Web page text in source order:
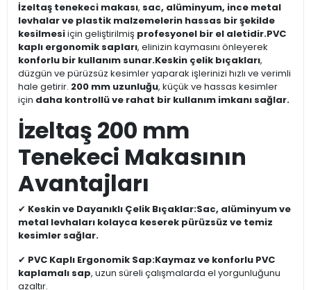
İzeltaş tenekeci makası, sac, alüminyum, ince metal
levhalar ve plastik malzemelerin hassas bir şekilde
kesilmesiiçin geliştirilmiş profesyonel bir el aletidir.PVC
kaplı ergonomik sapları, elinizin kaymasını önleyerek
konforlu bir kullanım sunar.Keskin çelik bıçakları,
düzgün ve pürüzsüz kesimler yaparak işlerinizi hızlı ve verimli
hale getirir. 200 mm uzunluğu, küçük ve hassas kesimler
için daha kontrollü ve rahat bir kullanım imkanı sağlar.
İzeltaş 200 mm
Tenekeci Makasının
Avantajları
✔ Keskin ve Dayanıklı Çelik Bıçaklar:Sac, alüminyum ve
metal levhaları kolayca keserek pürüzsüz ve temiz
kesimler sağlar.
✔ PVC Kaplı Ergonomik Sap:Kaymaz ve konforlu PVC
kaplamalı sap, uzun süreli çalışmalarda el yorgunluğunu
azaltır.